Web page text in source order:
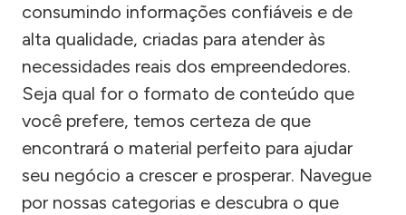
consumindo informações confiáveis e de
alta qualidade, criadas para atender às
necessidades reais dos empreendedores.
Seja qual for o formato de conteúdo que
você prefere, temos certeza de que
encontrará o material perfeito para ajudar
seu negócio a crescer e prosperar. Navegue
por nossas categorias e descubra o que